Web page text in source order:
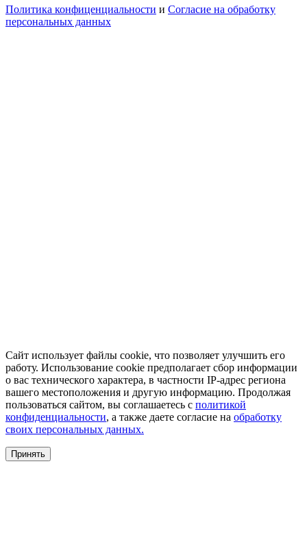
Политика конфиценциальности и Согласие на обработку
персональных данных
Сайт использует файлы cookie, что позволяет улучшить его
работу. Использование cookie предполагает сбор информации
о вас технического характера, в частности IP-адрес региона
вашего местоположения и другую информацию. Продолжая
пользоваться сайтом, вы соглашаетесь с политикой
конфиденциальности, а также даете согласие на обработку
своих персональных данных.
Принять